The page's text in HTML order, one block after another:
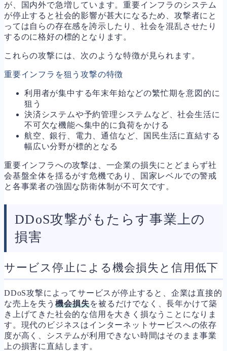
が、国内外で急増しています。重要インフラのシステム
が停止すると社会的影響が甚大になるため、攻撃者にと
っては自らの存在感を誇示したり、社会を混乱させたり
するのに格好の標的となります。
これらの攻撃には、次のような特徴が見られます。
重要インフラを狙う攻撃の特徴
利用者が集中する年末年始などの繁忙期を意図的に
狙う
決済システムや予約管理システムなど、社会生活に
不可欠な機能へ集中的に負荷をかける
航空、銀行、電力、通信など、国民生活に直結する
幅広い分野が標的となる
重要インフラへの攻撃は、一企業の損失にとどまらず社
会基盤全体を揺るがす危機であり、国家レベルでの警戒
と各事業者の強固な防衛体制が不可欠です。
DDoS攻撃がもたらす事業上の
損害
サービス停止による機会損失と信用低下
DDoS攻撃によってサービスが停止すると、企業は直接的
な売上を失う 機会損失を被るだけでなく、長年かけて築
き上げてきた社会的な信用を大きく損なうことになりま
す。現代のビジネスはインターネットサービスへの依存
度が高く、システムが利用できない時間はそのまま事業
上の損害に直結します。